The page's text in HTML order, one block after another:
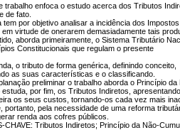
trabalho enfoca o estudo acerca dos Tributos
de fato.
tem por objetivo analisar a incidência dos
virtude de onerarem demasiadamente tais
aborda primeiramente, o Sistema Tributário
Constitucionais que regulam o presente
o tributo de forma genérica, definindo conceito,
as suas características e o classificando.
preliminar o trabalho aborda o Princípio
estuda, por fim, os Tributos Indiretos,
os seus custos, tornando-os cada vez mais
portanto, pela necessidade de uma reforma
renda aos cofres públicos.
CHAVE: Tributos Indiretos; Princípio da Não-